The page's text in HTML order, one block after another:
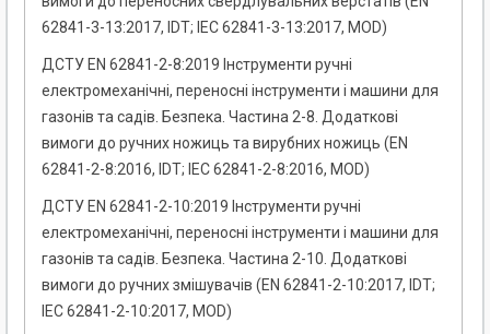
62841-3-13:2017, IDT; ІЕС 62841-3-13:2017, MOD)
ДСТУ EN 62841-2-8:2019 Інструменти ручні
електромеханічні, переносні інструменти і машини для
газонів та садів. Безпека. Частина 2-8. Додаткові
вимоги до ручних ножиць та вирубних ножиць (EN
62841-2-8:2016, IDT; ІЕС 62841-2-8:2016, MOD)
ДСТУ EN 62841-2-10:2019 Інструменти ручні
електромеханічні, переносні інструменти і машини для
газонів та садів. Безпека. Частина 2-10. Додаткові
вимоги до ручних змішувачів (EN 62841-2-10:2017, IDT;
ІЕС 62841-2-10:2017, MOD)